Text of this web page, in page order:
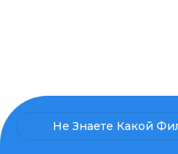
Не Знаете Какой